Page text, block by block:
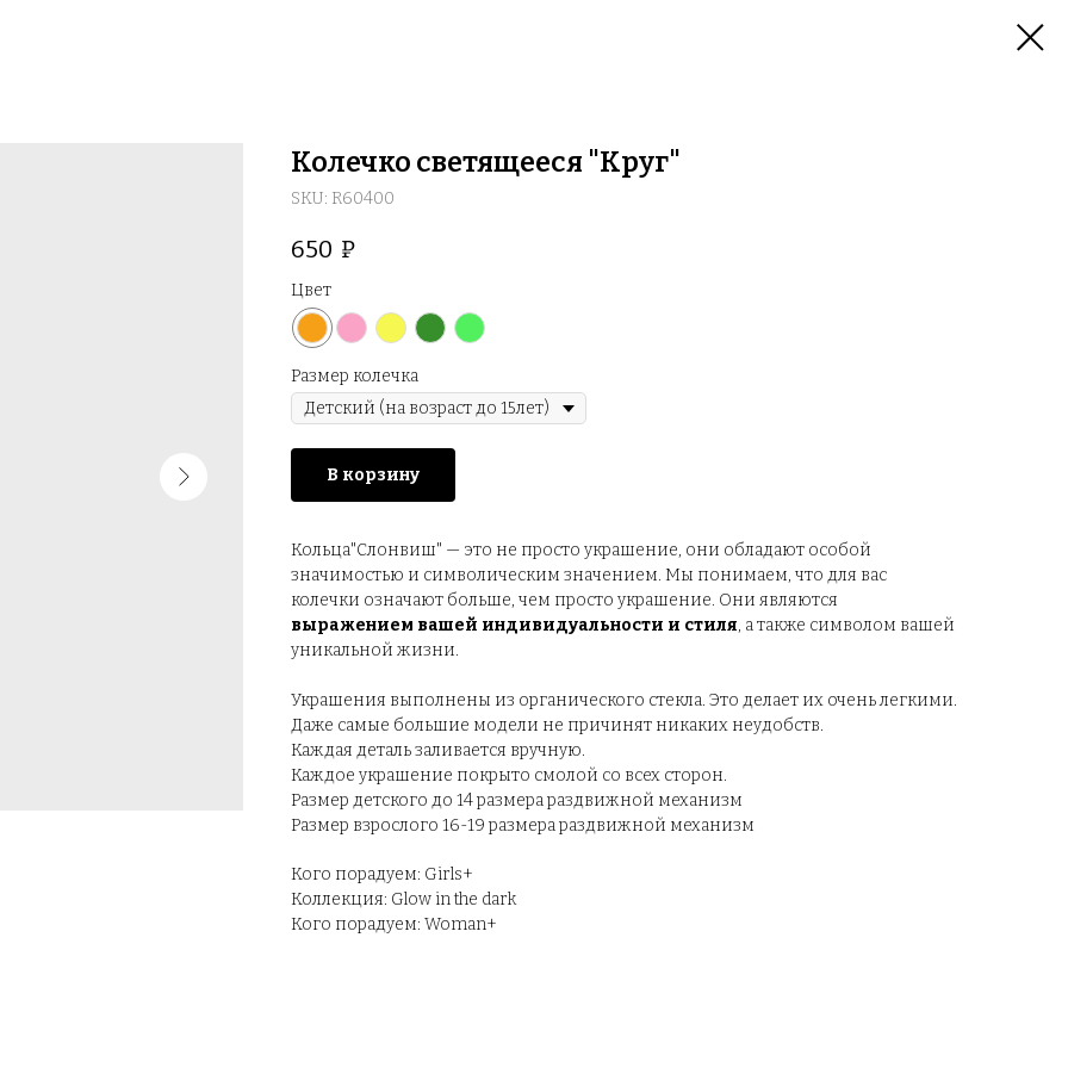
Колечко светящееся "Круг"
SKU: R60400
650 ₽
Цвет
Размер колечка
В корзину
Кольца"Слонвиш" — это не просто украшение, они обладают особой
значимостью и символическим значением. Мы понимаем, что для вас
колечки означают больше, чем просто украшение. Они являются
выражением вашей индивидуальности и стиля, а также символом вашей
уникальной жизни.
Украшения выполнены из органического стекла. Это делает их очень легкими.
Даже самые большие модели не причинят никаких неудобств.
Каждая деталь заливается вручную.
Каждое украшение покрыто смолой со всех сторон.
Размер детского до 14 размера раздвижной механизм
Размер взрослого 16-19 размера раздвижной механизм
Кого порадуем: Girls+
Коллекция: Glow in the dark
Кого порадуем: Woman+